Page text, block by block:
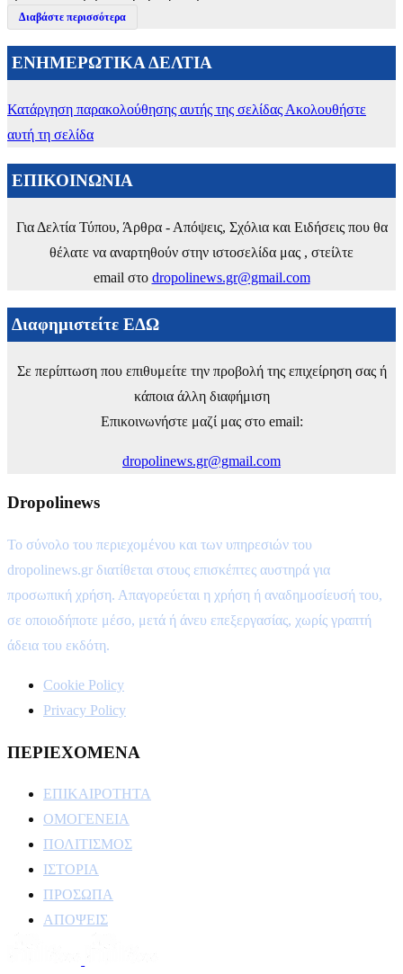
Διαβάστε περισσότερα
ΕΝΗΜΕΡΩΤΙΚΑ ΔΕΛΤΙΑ
Κατάργηση παρακολούθησης αυτής της σελίδας Ακολουθήστε
αυτή τη σελίδα
ΕΠΙΚΟΙΝΩΝΙΑ
Για Δελτία Τύπου, Άρθρα - Απόψεις, Σχόλια και Ειδήσεις που θα
θέλατε να αναρτηθούν στην ιστοσελίδα μας , στείλτε
email στο dropolinews.gr@gmail.com
Διαφημιστείτε ΕΔΩ
Σε περίπτωση που επιθυμείτε την προβολή της επιχείρηση σας ή
κάποια άλλη διαφήμιση
Επικοινωνήστε μαζί μας στο email:
dropolinews.gr@gmail.com
Dropolinews
Το σύνολο του περιεχομένου και των υπηρεσιών του
dropolinews.gr διατίθεται στους επισκέπτες αυστηρά για
προσωπική χρήση. Απαγορεύεται η χρήση ή αναδημοσίευσή του,
σε οποιοδήποτε μέσο, μετά ή άνευ επεξεργασίας, χωρίς γραπτή
άδεια του εκδότη.
Cookie Policy
Privacy Policy
ΠΕΡΙΕΧΟΜΕΝΑ
ΕΠΙΚΑΙΡΟΤΗΤΑ
ΟΜΟΓΕΝΕΙΑ
ΠΟΛΙΤΙΣΜΟΣ
ΙΣΤΟΡΙΑ
ΠΡΟΣΩΠΑ
ΑΠΟΨΕΙΣ